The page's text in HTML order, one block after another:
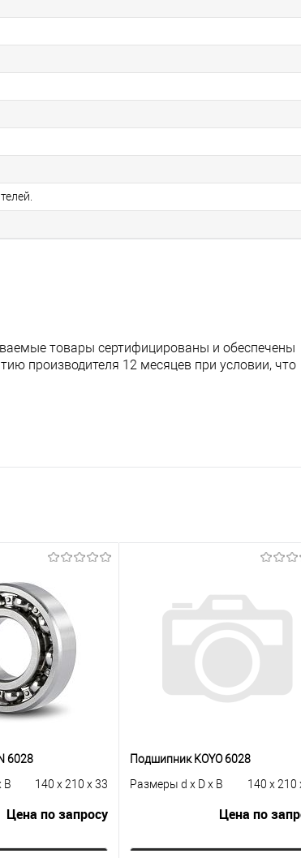
товары сертифицированы и обеспечены
производителя 12 месяцев при условии, что
6028
B
140 x 210 x 33
Цена по запросу
Подшипник KOYO 6028
Размеры d x D x B
140 x 210
Цена по